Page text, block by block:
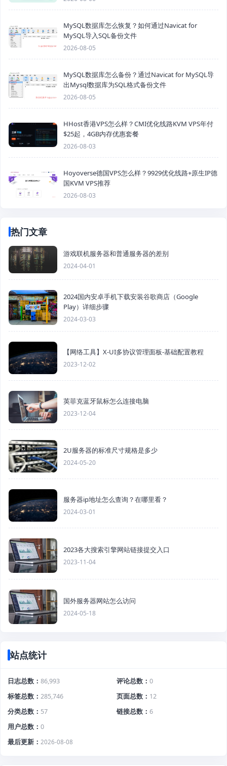
MySQL数据库怎么恢复？如何通过Navicat for
MySQL导入SQL备份文件
2026-08-05
MySQL数据库怎么备份？通过Navicat for MySQL导
出Mysql数据库为SQL格式备份文件
2026-08-05
HHost香港VPS怎么样？CMI优化线路KVM VPS年付
$25起，4GB内存优惠套餐
2026-08-03
Hoyoverse德国VPS怎么样？9929优化线路+原生IP德
国KVM VPS推荐
2026-08-03
热门文章
游戏联机服务器和普通服务器的差别
2024-04-01
2024国内安卓手机下载安装谷歌商店（Google
Play）详细步骤
2024-03-03
【网络工具】X-UI多协议管理面板-基础配置教程
2023-12-02
英菲克蓝牙鼠标怎么连接电脑
2023-12-04
2U服务器的标准尺寸规格是多少
2024-05-20
服务器ip地址怎么查询？在哪里看？
2024-03-01
2023各大搜索引擎网站链接提交入口
2023-11-04
国外服务器网站怎么访问
2024-05-18
站点统计
日志总数 86,993 评论总数
0
标签总数
285,746 页面总数
12
分类总数
57 链接总数
6
用户总数
0
最后更新
2026-08-08